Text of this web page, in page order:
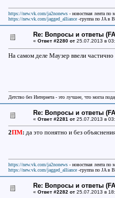
https://new.vk.com/ja2nonews- новостная лента по
https://new.vk.com/jagged_alliance-группа по JA в
Re: Вопросы и ответы
« Ответ #2280 от25.07.2013 в
На самом деле Маузер ввели частично
Детство без Интернета - это лучшее, что могла
Re: Вопросы и ответы
« Ответ #2281 от25.07.2013 в
2ПМ: да это понятно и без
https://new.vk.com/ja2nonews- новостная лента по
https://new.vk.com/jagged_alliance-группа по JA в
Re: Вопросы и ответы
« Ответ #2282 от25.07.2013 в